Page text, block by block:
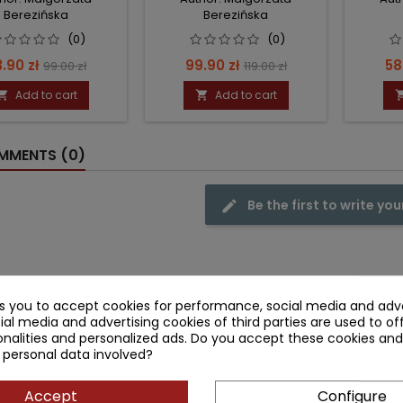
Berezińska
(0)
zł Regular
price
99.00 zł
Add to cart
Berezińska
(0)
Price
99.90 zł Regular
price
119.00 zł
 Add to cart
(0)
Be the first to write
purchased together
favorite_border
- 39.10 zł - 21.10 zł
you to accept cookies for performance, social media and
media and advertising cookies of third parties are used to
and personalized ads. Do you accept these cookies
data involved?
Accept Configure